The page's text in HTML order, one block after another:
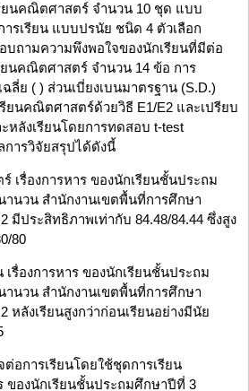
ยนคณิตศาสตร์ จำนวน 10 ชุด แบบ
รเรียน แบบปรนัย ชนิด 4 ตัวเลือก
บถามความพึงพอใจของนักเรียนที่มีต่อ
ยนคณิตศาสตร์ จำนวน 14 ข้อ การ
ลี่ย ( ) ส่วนเบี่ยงเบนมาตรฐาน (S.D.)
ยนคณิตศาสตร์ด้วยวิธี E1/E2 และเปรียบ
หลังเรียนโดยการทดสอบ t-test
การวิจัยสรุปได้ดังนี้
เรื่องการหาร ของนักเรียนชั้นประถม
านวน สำนักงานเขตพื้นที่การศึกษา
มีประสิทธิภาพเท่ากับ 84.48/84.44 ซึ่งสูง
80
เรื่องการหาร ของนักเรียนชั้นประถม
านวน สำนักงานเขตพื้นที่การศึกษา
หลังเรียนสูงกว่าก่อนเรียนอย่างมีนัย
อการเรียนโดยใช้ชุดการเรียน
ของนักเรียนชั้นประถมศึกษาปีที่ 3